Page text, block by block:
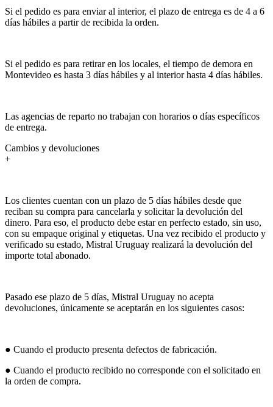
Si el pedido es para enviar al interior, el plazo de entrega es de 4 a 6
días hábiles a partir de recibida la orden.
Si el pedido es para retirar en los locales, el tiempo de demora en
Montevideo es hasta 3 días hábiles y al interior hasta 4 días hábiles.
Las agencias de reparto no trabajan con horarios o días específicos
de entrega.
Cambios y devoluciones
+
Los clientes cuentan con un plazo de 5 días hábiles desde que
reciban su compra para cancelarla y solicitar la devolución del
dinero. Para eso, el producto debe estar en perfecto estado, sin uso,
con su empaque original y etiquetas. Una vez recibido el producto y
verificado su estado, Mistral Uruguay realizará la devolución del
importe total abonado.
Pasado ese plazo de 5 días, Mistral Uruguay no acepta
devoluciones, únicamente se aceptarán en los siguientes casos:
● Cuando el producto presenta defectos de fabricación.
● Cuando el producto recibido no corresponde con el solicitado en
la orden de compra.